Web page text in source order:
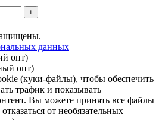
данных
опт)
опт)
(куки-файлы), чтобы обеспечить
трафик и показывать
Вы можете принять все файлы
от необязательных